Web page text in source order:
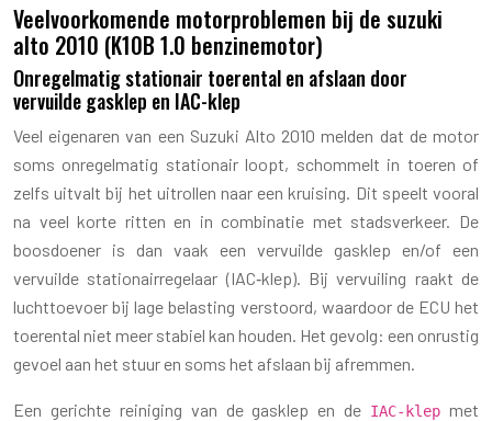
Veelvoorkomende motorproblemen bij de suzuki
alto 2010 (K10B 1.0 benzinemotor)
Onregelmatig stationair toerental en afslaan door
vervuilde gasklep en IAC-klep
Veel eigenaren van een Suzuki Alto 2010 melden dat de motor
soms onregelmatig stationair loopt, schommelt in toeren of
zelfs uitvalt bij het uitrollen naar een kruising. Dit speelt vooral
na veel korte ritten en in combinatie met stadsverkeer. De
boosdoener is dan vaak een vervuilde gasklep en/of een
vervuilde stationairregelaar (IAC‑klep). Bij vervuiling raakt de
luchttoevoer bij lage belasting verstoord, waardoor de ECU het
toerental niet meer stabiel kan houden. Het gevolg: een onrustig
gevoel aan het stuur en soms het afslaan bij afremmen.
Een gerichte reiniging van de gasklep en de IAC‑klep met